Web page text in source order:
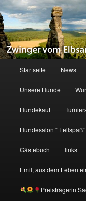
Zum
primären
Inhalt
springenZwinger
Startseite News
Unsere Hunde
Hundekauf
Hundesalon “ Fellspaß“
Gästebuch links
Emil, aus dem Leben
Preisträgerin